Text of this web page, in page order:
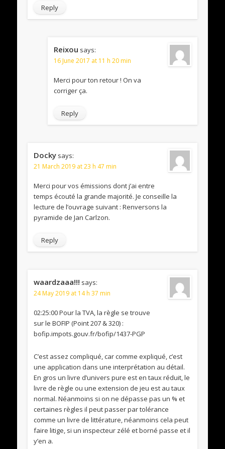
Reply
Reixou says:
16 June 2017 at 11 h 20 min
Merci pour ton retour ! On va
corriger ça.
Reply
Docky says:
21 March 2019 at 23 h 47 min
Merci pour vos émissions dont j’ai entre
temps écouté la grande majorité. Je conseille la
lecture de l’ouvrage suivant : Renversons la
pyramide de Jan Carlzon.
Reply
waardzaaa!!! says:
24 May 2019 at 14 h 37 min
02:25:00 Pour la TVA, la règle se trouve
sur le BOFIP (Point 207 & 320) :
bofip.impots.gouv.fr/bofip/1437-PGP
C’est assez compliqué, car comme expliqué, c’est
une application dans une interprétation au détail.
En gros un livre d’univers pure est en taux réduit, le
livre de règle ou une extension de jeu est au taux
normal. Néanmoins si on ne dépasse pas un % et
certaines règles il peut passer par tolérance
comme un livre de littérature, néanmoins cela peut
faire litige, si un inspecteur zélé et borné passe et il
y’en a.